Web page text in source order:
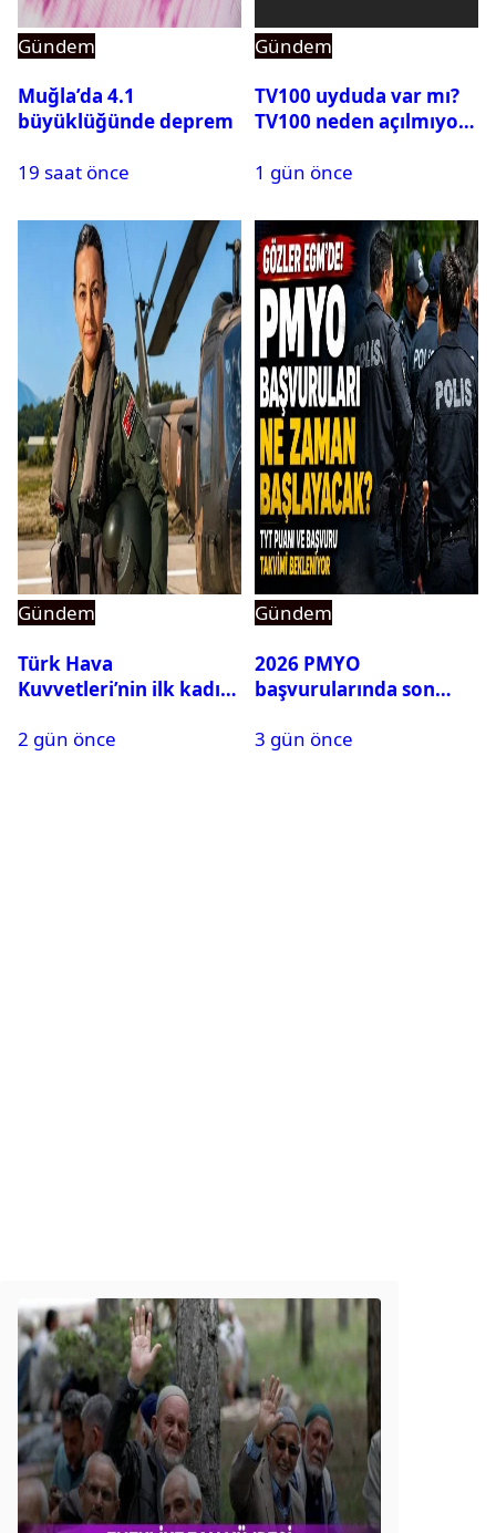
Gündem
Muğla’da 4.1
büyüklüğünde deprem
19 saat önce
Gündem
TV100 uyduda var mı?
TV100 neden açılmıyor?
1 gün önce
Gündem
Türk Hava
Kuvvetleri’nin ilk kadın
Karapınar hakkında
2 gün önce
Gündem
2026 PMYO
başvurularında son
3 gün önce